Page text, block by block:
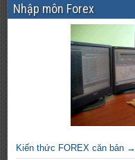
Nhập môn Forex
Kiến thức FOREX căn bản →